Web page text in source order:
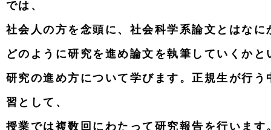
では、
社会人の方を念頭に、社会科学系論文とはなに
どのように研究を進め論文を執筆していくかと
研究の進め方について学びます。正規生が行う
習として、
授業では複数回にわたって研究報告を行います